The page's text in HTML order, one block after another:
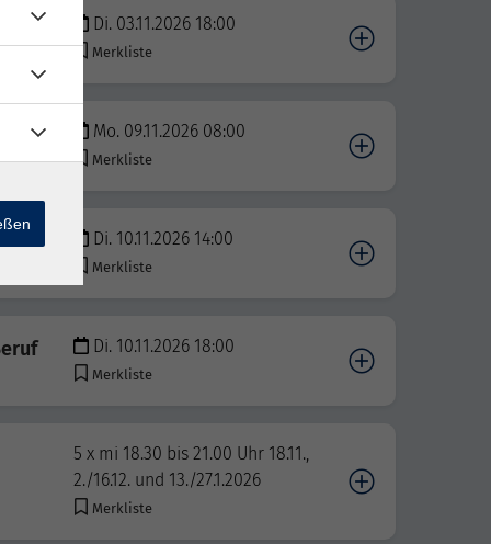
Di. 03.11.2026 18:00
Merkliste
Mo. 09.11.2026 08:00
Merkliste
B1
Di. 10.11.2026 14:00
Merkliste
Di. 10.11.2026 18:00
Merkliste
5 x mi 18.30 bis 21.00 Uhr 18.11.,
2./16.12. und 13./27.1.2026
Merkliste